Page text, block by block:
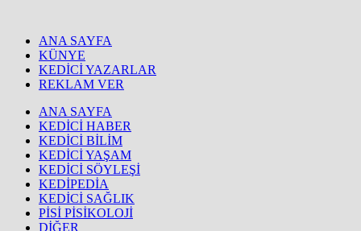
ANA SAYFA
KÜNYE
KEDİCİ YAZARLAR
REKLAM VER
ANA SAYFA
KEDİCİ HABER
KEDİCİ BİLİM
KEDİCİ YAŞAM
KEDİCİ SÖYLEŞİ
KEDİPEDİA
KEDİCİ SAĞLIK
PİSİ PİSİKOLOJİ
DİĞER